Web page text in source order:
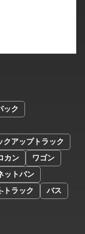
ック
クアップトラック
カン
ワゴン
ットバン
トラック バス